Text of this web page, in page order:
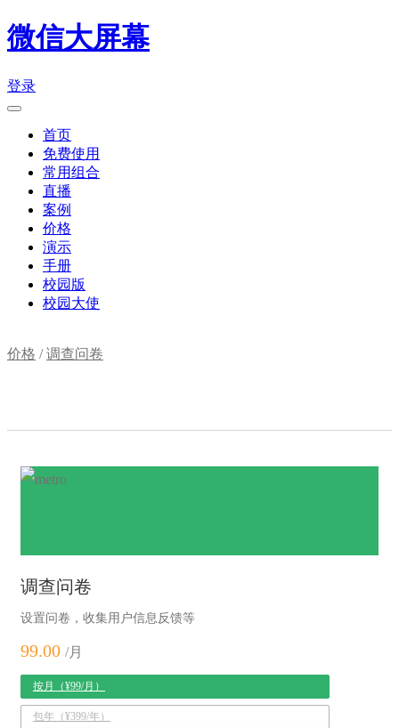
微信大屏幕
登录
首页
免费使用
常用组合
直播
案例
价格
演示
手册
校园版
校园大使
价格 /调查问卷
调查问卷
设置问卷，收集用户信息反馈等
99.00 /月
按月（¥99/月）
包年（¥399/年）